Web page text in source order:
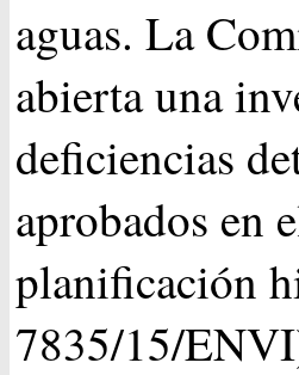
aguas. La
abierta una
deficiencias
aprobados en
planificación
7835/15/